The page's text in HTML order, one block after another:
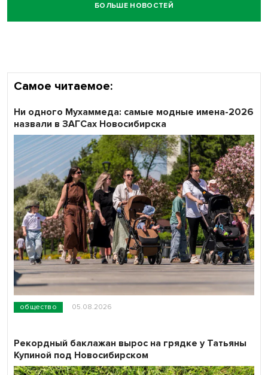
Честный выбор: видеонаблюдение обеспечит
объективность результатов ЕДГ в Новосибирской
БОЛЬШЕ НОВОСТЕЙ
Самое читаемое:
общество 05.08.2026
Ни одного Мухаммеда: самые модные имена-2026
назвали в ЗАГСах Новосибирска
Рекордный баклажан вырос на грядке у Татьяны
Купиной под Новосибирском